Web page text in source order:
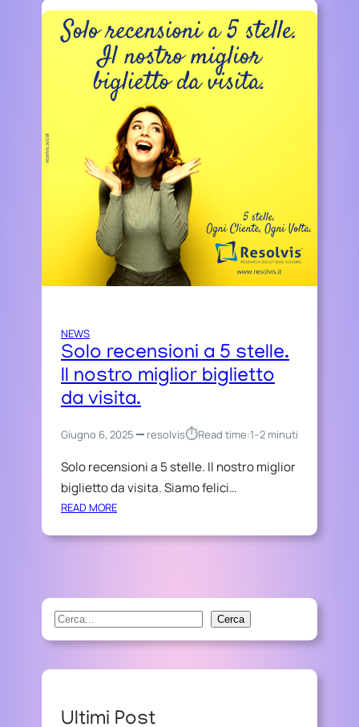
NEWS
Solo recensioni a 5 stelle.
Il nostro miglior biglietto
da visita.
Giugno 6, 2025 resolvis⏱︎Read time:1–2 minuti
Solo recensioni a 5 stelle. Il nostro miglior
biglietto da visita. Siamo felici…
READ MORE:
O
R
E
C
E
O
S
e
Cerca
Ultimi Post